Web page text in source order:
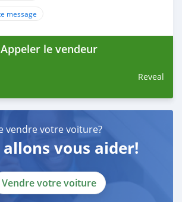
message
Appeler le vendeur
Reveal
vendre votre voiture?
allons vous aider!
Vendre votre voiture